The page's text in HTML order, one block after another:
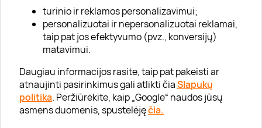
turinio ir reklamos personalizavimui;
personalizuotai ir nepersonalizuotai reklamai,
taip pat jos efektyvumo (pvz., konversijų)
matavimui.
Daugiau informacijos rasite, taip pat pakeisti ar
atnaujinti pasirinkimus gali atlikti čiaSlapukų
politika. Peržiūrėkite, kaip „Google“ naudos jūsų
asmens duomenis, spustelėjęčia.
Visi partneriai
Kontaktai
Tinklaraštis
Informacija